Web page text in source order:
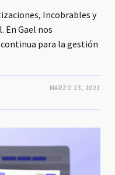
Incobrables y
En Gael nos
para la gestión
MARZO 23, 2021